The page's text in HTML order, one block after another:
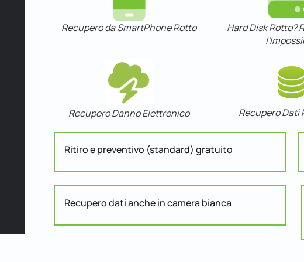
Recupero da SmartPhone Rotto
Hard Disk Rotto?
Recupero Danno Elettronico Recupero Dati
Ritiro e preventivo (standard) gratuito
Recupero dati anche in camera bianca